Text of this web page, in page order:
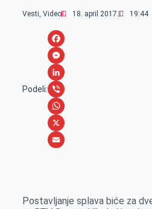
Vesti, Video 18. april 2017. 19:44
Podeli:
F
a
c
e
b
o
M
e
s
s
e
r
L
i
n
k
n
V
i
b
W
h
A
X
i
Postavljanje splava biće za